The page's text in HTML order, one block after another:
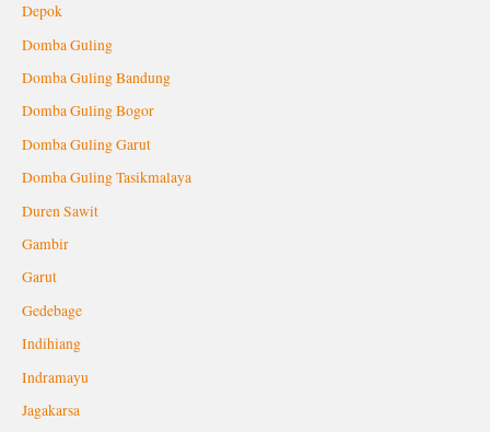
Depok
Domba Guling
Domba Guling Bandung
Domba Guling Bogor
Domba Guling Garut
Domba Guling Tasikmalaya
Duren Sawit
Gambir
Garut
Gedebage
Indihiang
Indramayu
Jagakarsa